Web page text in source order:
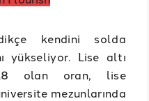
kendini solda
yükseliyor. Lise altı
olan oran, lise
mezunlarında